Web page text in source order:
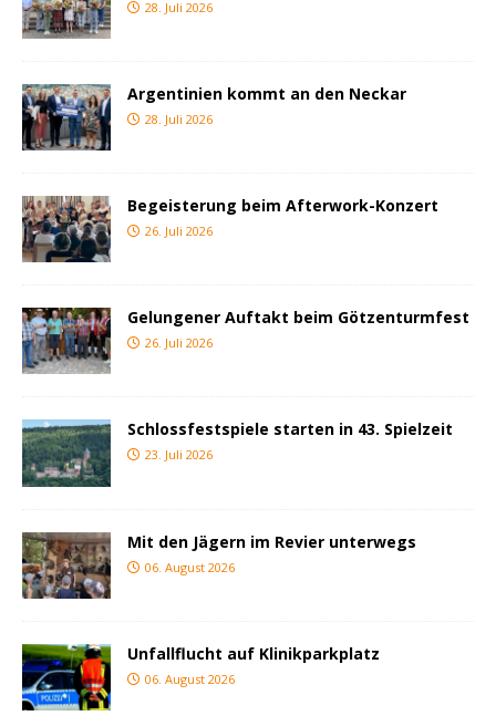
28. Juli 2026
Argentinien kommt an den Neckar
28. Juli 2026
Begeisterung beim Afterwork-Konzert
26. Juli 2026
Gelungener Auftakt beim Götzenturmfest
26. Juli 2026
Schlossfestspiele starten in 43. Spielzeit
23. Juli 2026
Mit den Jägern im Revier unterwegs
06. August 2026
Unfallflucht auf Klinikparkplatz
06. August 2026